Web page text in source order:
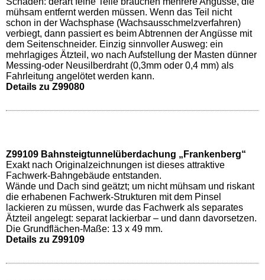
mühsam entfernt werden müssen. Wenn das Teil nicht
schon in der Wachsphase (Wachsausschmelzverfahren)
verbiegt, dann passiert es beim Abtrennen der Angüsse mit
dem Seitenschneider. Einzig sinnvoller Ausweg: ein
mehrlagiges Ätzteil, wo nach Aufstellung der Masten dünner
Messing-oder Neusilberdraht (0,3mm oder 0,4 mm) als
Fahrleitung angelötet werden kann.
Details zu Z99080
Z99109 Bahnsteigtunnelüberdachung „Frankenberg“
Exakt nach Originalzeichnungen ist dieses attraktive
Fachwerk-Bahngebäude entstanden.
Wände und Dach sind geätzt; um nicht mühsam und riskant
die erhabenen Fachwerk-Strukturen mit dem Pinsel
lackieren zu müssen, wurde das Fachwerk als separates
Ätzteil angelegt: separat lackierbar – und dann davorsetzen.
Die Grundflächen-Maße: 13 x 49 mm.
Details zu Z99109